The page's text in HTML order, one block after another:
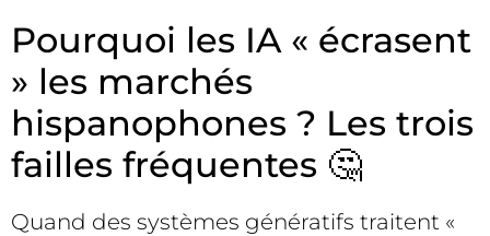
Pourquoi les IA « écrasent
» les marchés
hispanophones ? Les trois
failles fréquentes 🤔
Quand des systèmes génératifs traitent «